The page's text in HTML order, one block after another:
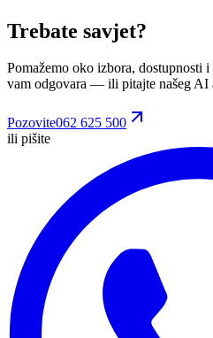
Trebate savjet?
Pomažemo oko izbora, dostupnosti
vam odgovara — ili pitajte našeg AI
Pozovite062 625 500
ili pišite